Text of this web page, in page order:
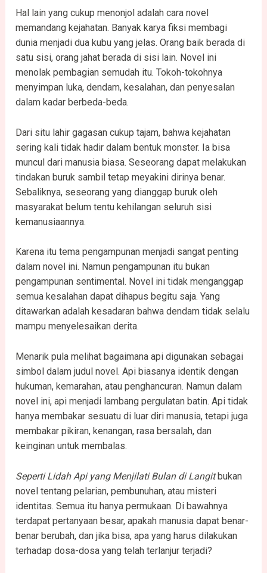
Hal lain yang cukup menonjol adalah cara novel
memandang kejahatan. Banyak karya fiksi membagi
dunia menjadi dua kubu yang jelas. Orang baik berada di
satu sisi, orang jahat berada di sisi lain. Novel ini
menolak pembagian semudah itu. Tokoh-tokohnya
menyimpan luka, dendam, kesalahan, dan penyesalan
dalam kadar berbeda-beda.
Dari situ lahir gagasan cukup tajam, bahwa kejahatan
sering kali tidak hadir dalam bentuk monster. Ia bisa
muncul dari manusia biasa. Seseorang dapat melakukan
tindakan buruk sambil tetap meyakini dirinya benar.
Sebaliknya, seseorang yang dianggap buruk oleh
masyarakat belum tentu kehilangan seluruh sisi
kemanusiaannya.
Karena itu tema pengampunan menjadi sangat penting
dalam novel ini. Namun pengampunan itu bukan
pengampunan sentimental. Novel ini tidak menganggap
semua kesalahan dapat dihapus begitu saja. Yang
ditawarkan adalah kesadaran bahwa dendam tidak selalu
mampu menyelesaikan derita.
Menarik pula melihat bagaimana api digunakan sebagai
simbol dalam judul novel. Api biasanya identik dengan
hukuman, kemarahan, atau penghancuran. Namun dalam
novel ini, api menjadi lambang pergulatan batin. Api tidak
hanya membakar sesuatu di luar diri manusia, tetapi juga
membakar pikiran, kenangan, rasa bersalah, dan
keinginan untuk membalas.
Seperti Lidah Api yang Menjilati Bulan di Langitbukan
novel tentang pelarian, pembunuhan, atau misteri
identitas. Semua itu hanya permukaan. Di bawahnya
terdapat pertanyaan besar, apakah manusia dapat benar-
benar berubah, dan jika bisa, apa yang harus dilakukan
terhadap dosa-dosa yang telah terlanjur terjadi?